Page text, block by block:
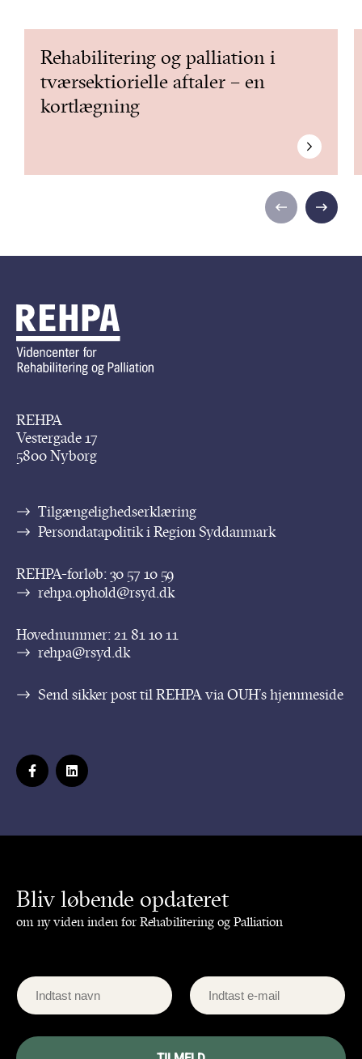
Rehabilitering og palliation i
tværsektiorielle aftaler – en
kortlægning
REHPA
Vestergade 17
5800 Nyborg
Tilgængelighedserklæring
Persondatapolitik i Region Syddanmark
REHPA-forløb:30 57 10 59
rehpa.ophold@rsyd.dk
Hovednummer:21 81 10 11
rehpa@rsyd.dk
Send sikker post til REHPA via OUH’s hjemmeside
Bliv løbende opdateret
om ny viden inden for Rehabilitering og Palliation